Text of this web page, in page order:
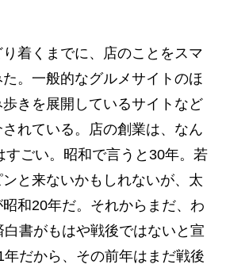
着くまでに、店のことをスマ
。一般的なグルメサイトのほ
きを展開しているサイトなど
れている。店の創業は、なん
すごい。昭和で言うと30年。若
と来ないかもしれないが、太
和20年だ。それからまだ、わ
書がもはや戦後ではないと宣
だから、その前年はまだ戦後